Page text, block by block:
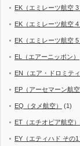
EK（エミレーツ航空 3
EK（エミレーツ航空 4
EK（エミレーツ航空 5
EL（エアーニッポン）
EN（エア・ドロミティ
EP（アーセマーン航空
EQ（タメ航空） (1)
ET（エチオピア航空）
EY（エティハド その1